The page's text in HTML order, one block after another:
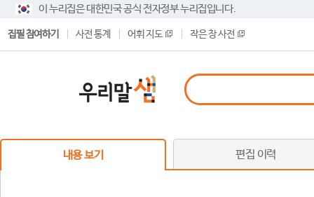
이 누리집은 대한민국 공식 전자정부 누리집입니다.
집필 참여하기 사전 통계 어휘 지도 작은 창 사전
내용 보기 편집 이력